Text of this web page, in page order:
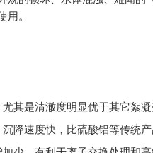
用。
其是清澈度明显优于其它絮凝
降速度快，比硫酸铝等传统产